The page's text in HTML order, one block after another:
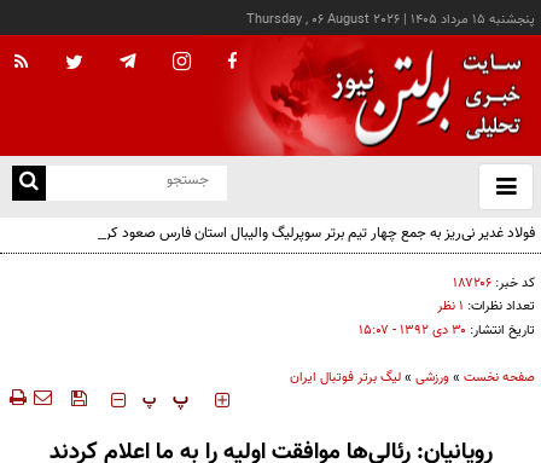
پنجشنبه ۱۵ مرداد ۱۴۰۵ |
Thursday , 06 August 2026
باز
و
فولاد غدیر نی‌ریز به جمع چهار تیم برتر سوپرلیگ والیبال استان فارس صعود کرد
کد خبر: ۱۸۷۲۰۶
تعداد نظرات: ۱ نظر
تاریخ انتشار: ۳۰ دی ۱۳۹۲ - ۱۵:۰۷
صفحه نخست »ورزشی »لیگ برتر فوتبال ایران
‍‍‍ پ پ
رویانیان: رئالی‌ها موافقت اولیه را به ما اعلام کردند